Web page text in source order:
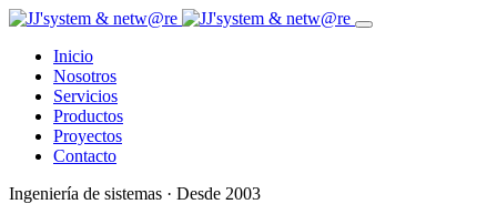
Inicio
Nosotros
Servicios
Productos
Proyectos
Contacto
Ingeniería de sistemas · Desde 2003